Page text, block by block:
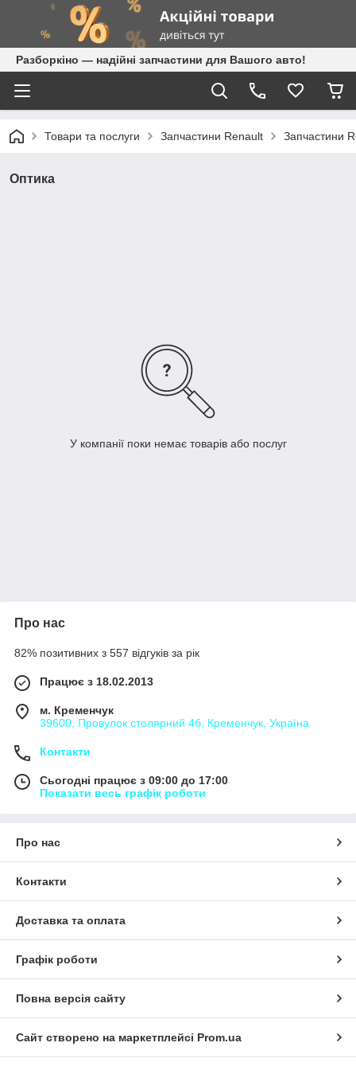
Разборкіно — надійні запчастини для Вашого авто!
Товари та послуги Запчастини Renault Запчастини
Оптика
У компанії поки немає товарів або послуг
Про нас
82% позитивних з 557 відгуків за рік
Працює з 18.02.2013
м. Кременчук
39600, Провулок столярний 4б, Кременчук, Україна
Контакти
Сьогодні працює з 09:00 до 17:00
Показати весь графік роботи
Про нас
Контакти
Доставка та оплата
Графік роботи
Повна версія сайту
Сайт створено на маркетплейсі Prom.ua